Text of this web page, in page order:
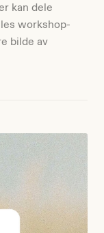
kan dele
workshop-
bilde av